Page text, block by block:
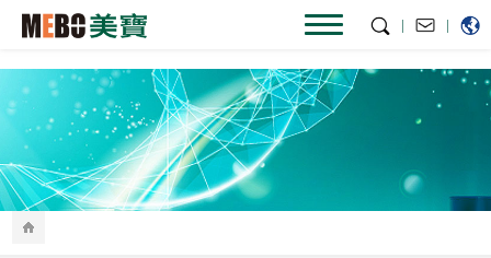
|
|